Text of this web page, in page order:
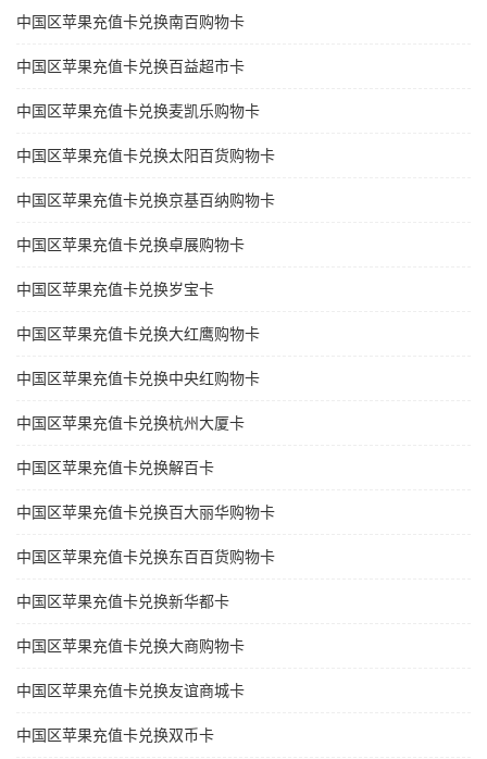
中国区苹果充值卡兑换南百购物卡
中国区苹果充值卡兑换百益超市卡
中国区苹果充值卡兑换麦凯乐购物卡
中国区苹果充值卡兑换太阳百货购物卡
中国区苹果充值卡兑换京基百纳购物卡
中国区苹果充值卡兑换卓展购物卡
中国区苹果充值卡兑换岁宝卡
中国区苹果充值卡兑换大红鹰购物卡
中国区苹果充值卡兑换中央红购物卡
中国区苹果充值卡兑换杭州大厦卡
中国区苹果充值卡兑换解百卡
中国区苹果充值卡兑换百大丽华购物卡
中国区苹果充值卡兑换东百百货购物卡
中国区苹果充值卡兑换新华都卡
中国区苹果充值卡兑换大商购物卡
中国区苹果充值卡兑换友谊商城卡
中国区苹果充值卡兑换双币卡